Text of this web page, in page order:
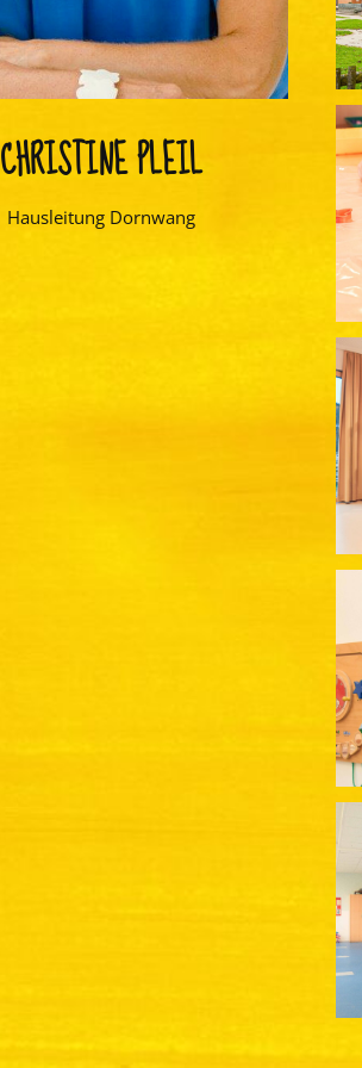
CHRISTINE PLEIL
Hausleitung Dornwang